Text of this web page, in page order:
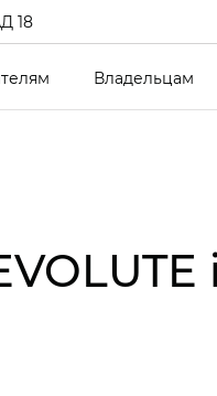
18
Владельцам